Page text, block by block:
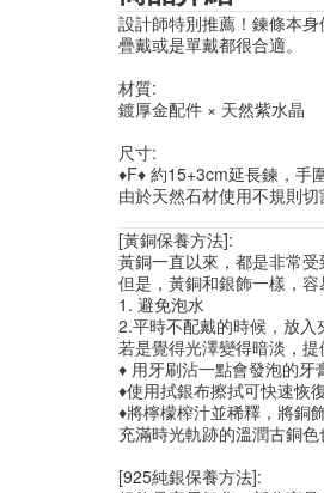
設計師特別推薦！鍊條本
疊戴或是單戴都很合適。
材質:
鍍厚金配件 × 天然紫水晶
尺寸:
♦F♦ 約15+3cm延長鍊，手
由於天然石材使用不規則
[黃銅保養方法]:
黃銅一直以來，都是非常
但是，黃銅和銀飾一樣，
1. 避免泡水
2.平時不配戴的時候，放入
若是覺得光澤變得暗淡，
♦ 用牙刷沾一點會發泡的
♦使用拭銀布擦拭可快速恢
♦將檸檬榨汁並稀釋，將銅
充滿時光軌跡的溫潤古銅
[925純銀保養方法]: